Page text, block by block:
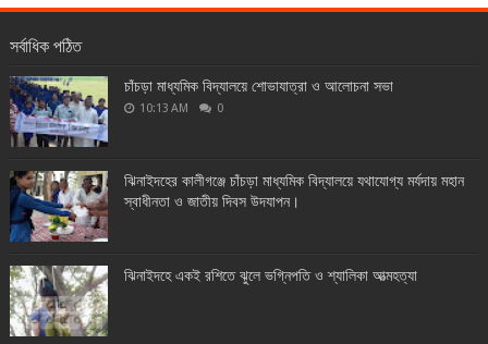
সর্বাধিক পঠিত
চাঁচড়া মাধ্যমিক বিদ্যালয়ে শোভাযাত্রা ও আলোচনা সভা
10:13 AM 0
ঝিনাইদহের কালীগঞ্জে চাঁচড়া মাধ্যমিক বিদ্যালয়ে যথাযোগ্য মর্যদায় মহান
স্বাধীনতা ও জাতীয় দিবস উদযাপন।
ঝিনাইদহে একই রশিতে ঝুলে ভগ্নিপতি ও শ্যালিকা আত্মহত্যা